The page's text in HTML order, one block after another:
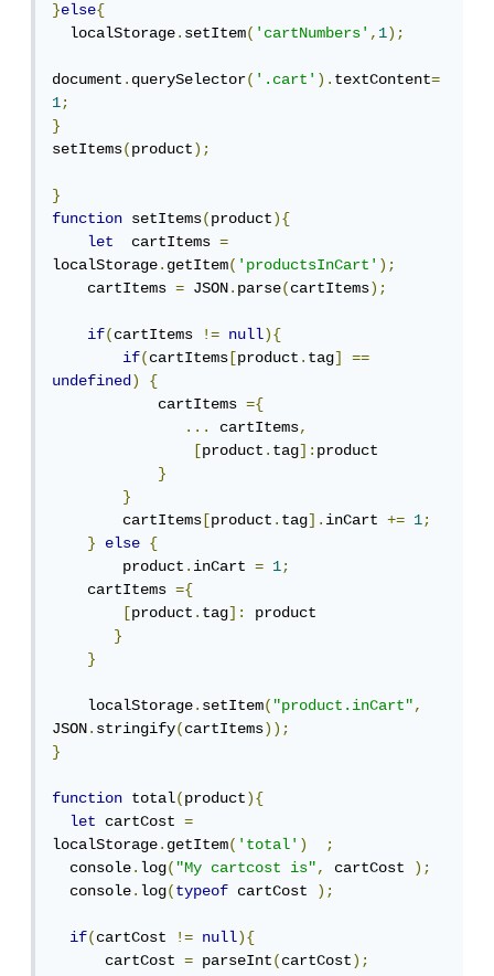
}else{
  localStorage
.setItem('cartNumbers',1);
document.querySelector('.cart').textContent=
1;
}
setItems(product);
}
function setItems(product){
let
  cartItems
=
localStorage.getItem('productsInCart');
    cartItems
= JSON.parse(cartItems);
if(cartItems != null){
if(cartItems [product.tag]
==
undefined)
{
            cartItems
={
...
cartItems,
[product.tag]:product
}
}
        cartItems
[product.tag].inCart += 1;
}
else
{
        product
.inCart = 1;
    cartItems
={
[product.tag]:
product
}
}
    localStorage
.setItem("product.inCart",
JSON.stringify(cartItems));
}
function total(product){
let
cartCost =
localStorage.getItem('total')
;
  console
.log("My cartcost is", cartCost );
  console
.log(typeof cartCost );
if(cartCost != null){
      cartCost
= parseInt(cartCost);